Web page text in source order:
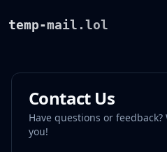
temp-mail.lol
Contact Us
Have questions or
you!